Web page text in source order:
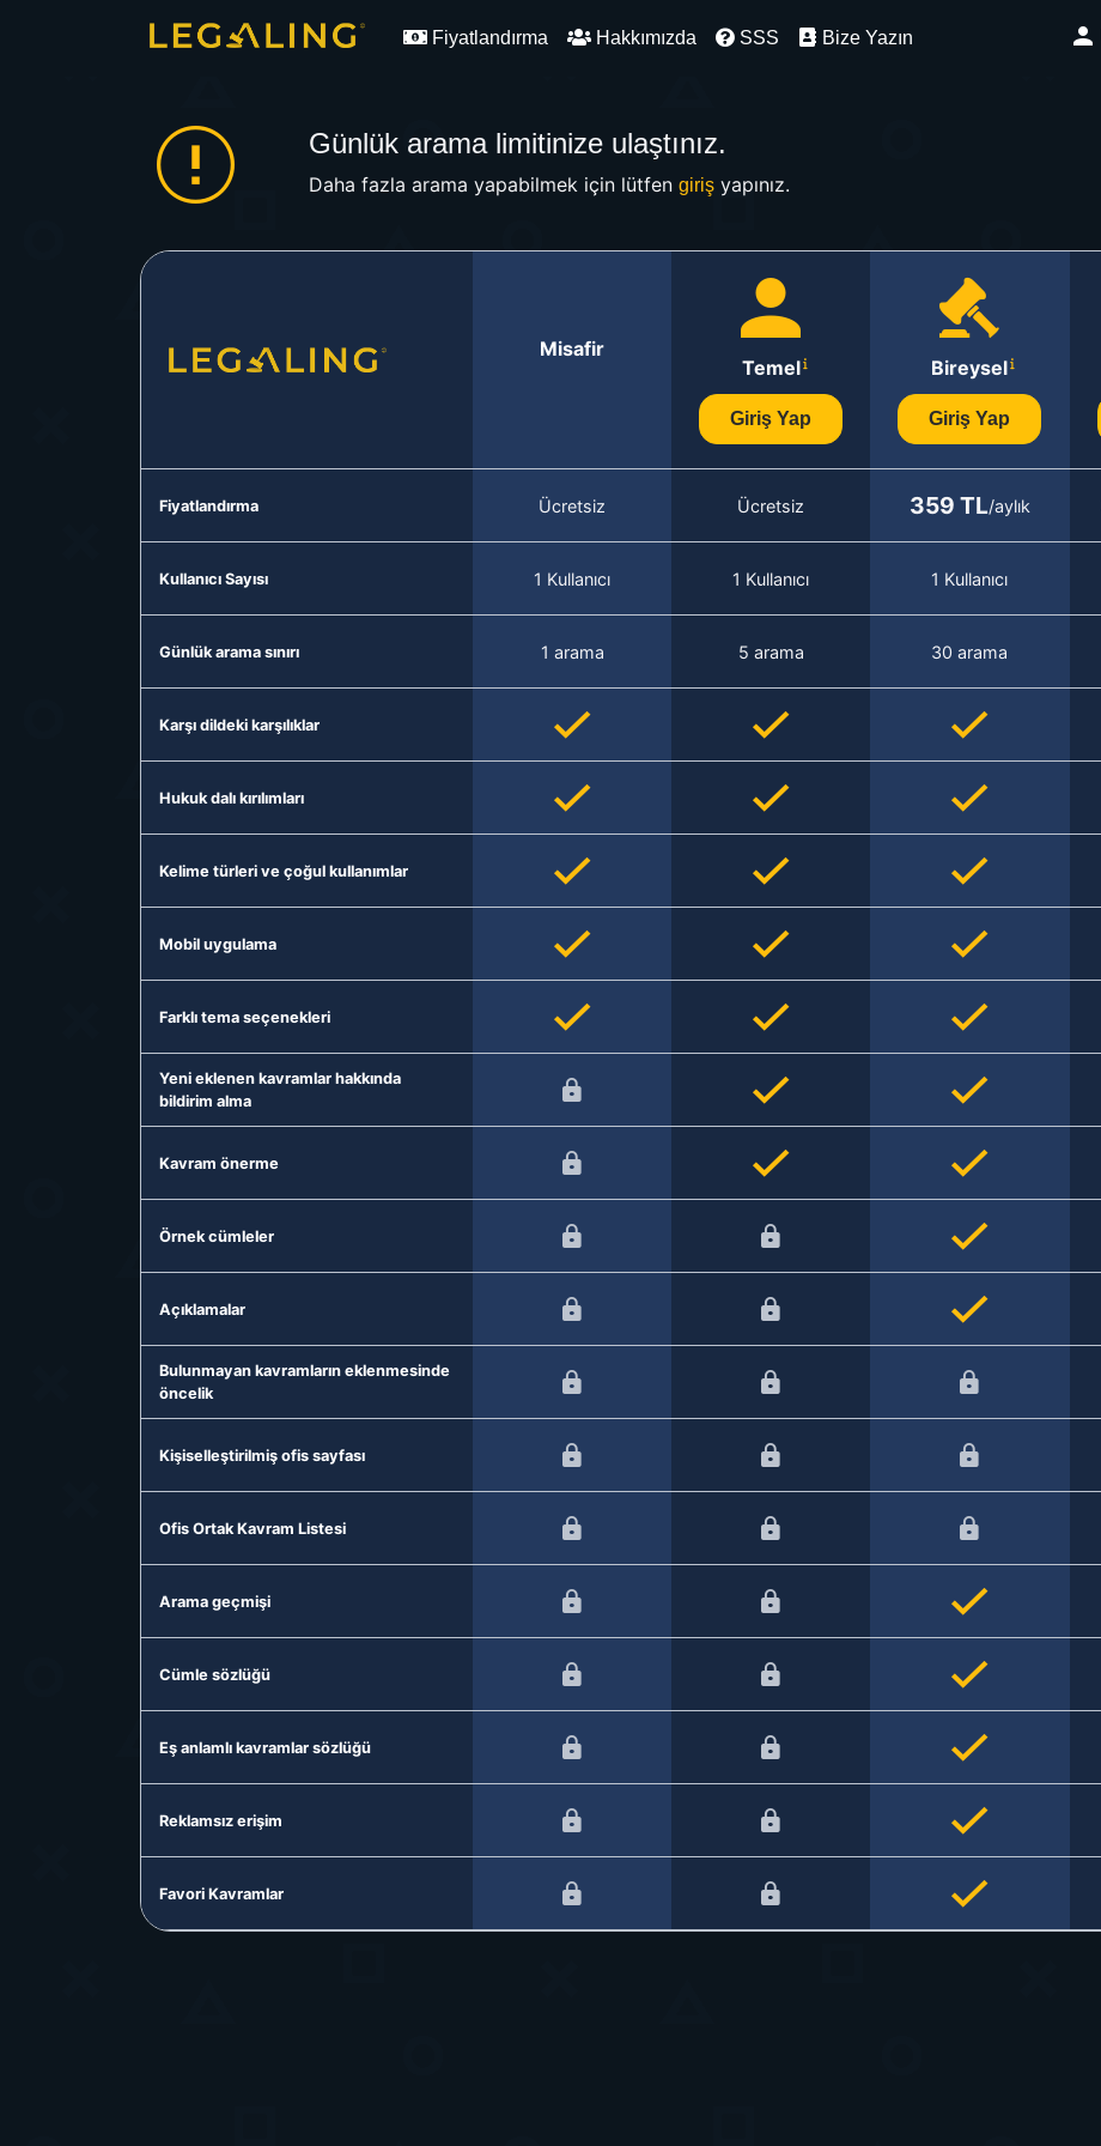
Fiyatlandırma Hakkımızda SSS Bize Yazın
Günlük arama limitinize ulaştınız.
Daha fazla arama yapabilmek için lütfen girişyapınız.
Misafir
Temel
Giriş Yap
Bireysel
Giriş Yap
Fiyatlandırma Ücretsiz Ücretsiz 359 TL/aylık
Kullanıcı Sayısı 1 Kullanıcı 1 Kullanıcı 1 Kullanıcı
Günlük arama sınırı 1 arama 5 arama 30 arama
Karşı dildeki karşılıklar
Hukuk dalı kırılımları
Kelime türleri ve çoğul kullanımlar
Mobil uygulama
Farklı tema seçenekleri
Yeni eklenen kavramlar hakkında
bildirim alma
Kavram önerme
Örnek cümleler
Açıklamalar
Bulunmayan kavramların eklenmesinde
öncelik
Kişiselleştirilmiş ofis sayfası
Ofis Ortak Kavram Listesi
Arama geçmişi
Cümle sözlüğü
Eş anlamlı kavramlar sözlüğü
Reklamsız erişim
Favori Kavramlar